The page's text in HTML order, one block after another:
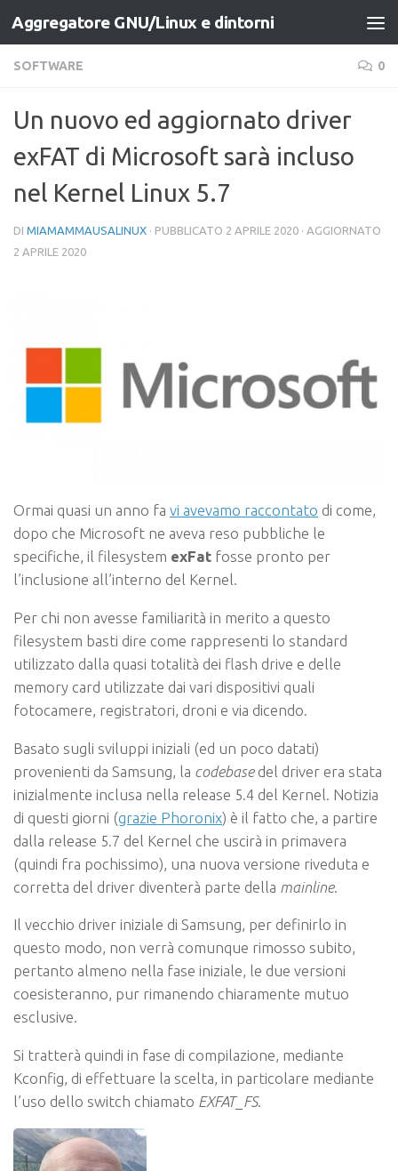
Salta al contenuto
Aggregatore GNU/Linux e dintorni
SOFTWARE 0
Un nuovo ed aggiornato driver
exFAT di Microsoft sarà incluso
nel Kernel Linux 5.7
DI MIAMAMMAUSALINUX · PUBBLICATO 2 APRILE 2020 · AGGIORNATO
2 APRILE 2020
Ormai quasi un anno fa vi avevamo raccontato di come,
dopo che Microsoft ne aveva reso pubbliche le
specifiche, il filesystem exFat fosse pronto per
l’inclusione all’interno del Kernel.
Per chi non avesse familiarità in merito a questo
filesystem basti dire come rappresenti lo standard
utilizzato dalla quasi totalità dei flash drive e delle
memory card utilizzate dai vari dispositivi quali
fotocamere, registratori, droni e via dicendo.
Basato sugli sviluppi iniziali (ed un poco datati)
provenienti da Samsung, la codebasedel driver era stata
inizialmente inclusa nella release 5.4 del Kernel. Notizia
di questi giorni (grazie Phoronix) è il fatto che, a partire
dalla release 5.7 del Kernel che uscirà in primavera
(quindi fra pochissimo), una nuova versione riveduta e
corretta del driver diventerà parte della mainline.
Il vecchio driver iniziale di Samsung, per definirlo in
questo modo, non verrà comunque rimosso subito,
pertanto almeno nella fase iniziale, le due versioni
coesisteranno, pur rimanendo chiaramente mutuo
esclusive.
Si tratterà quindi in fase di compilazione, mediante
Kconfig, di effettuare la scelta, in particolare mediante
l’uso dello switch chiamato EXFAT_FS.